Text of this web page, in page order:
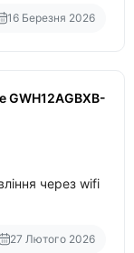
16 Березня 2026
GWH12AGBXB-
через wifi
27 Лютого 2026